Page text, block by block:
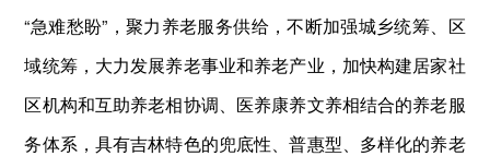
“急难愁盼”，聚力养老服务供给，不断加强城乡统筹、区
域统筹，大力发展养老事业和养老产业，加快构建居家社
区机构和互助养老相协调、医养康养文养相结合的养老服
务体系，具有吉林特色的兜底性、普惠型、多样化的养老